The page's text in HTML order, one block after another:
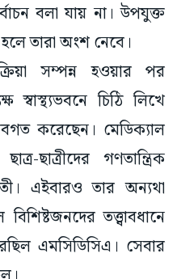
বলা যায় না। উপযুক্ত
হলে তারা অংশ নেবে।
সম্পন্ন হওয়ার পর
চিঠি লিখে
করেছেন। মেডিক্যাল
ছাত্রীদের গণতান্ত্রিক
এইবারও তার অন্যথা
তত্ত্বাবধানে
এমসিডিসিএ। সেবার